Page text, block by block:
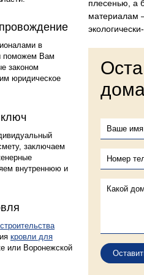
в
поможем Вам
законом
юридическое
заключаем
внутреннюю и
строительства
кровли для
или Воронежской
плесенью, а
материалам